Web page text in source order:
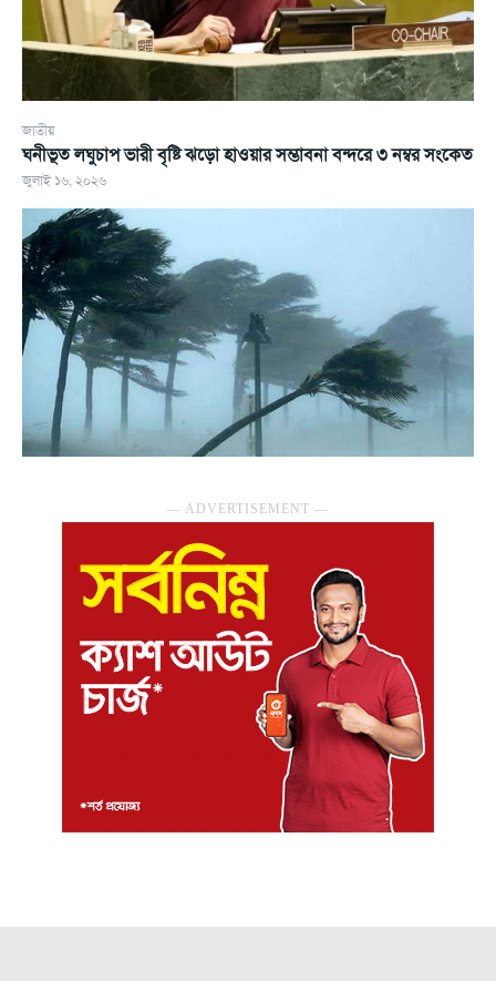
জাতীয়
ঘনীভূত লঘুচাপ ভারী বৃষ্টি ঝড়ো হাওয়ার সম্ভাবনা বন্দরে ৩ নম্বর সংকেত
জুলাই ১৬, ২০২৬
― ADVERTISEMENT ―